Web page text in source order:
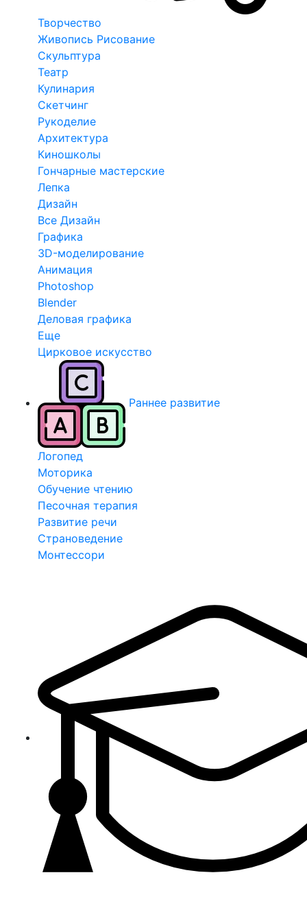
Творчество
Живопись Рисование
Скульптура
Театр
Кулинария
Скетчинг
Рукоделие
Архитектура
Киношколы
Гончарные мастерские
Лепка
Дизайн
Все Дизайн
Графика
3D-моделирование
Анимация
Photoshop
Blender
Деловая графика
Еще
Цирковое искусство
Раннее развитие
Логопед
Моторика
Обучение чтению
Песочная терапия
Развитие речи
Страноведение
Монтессори